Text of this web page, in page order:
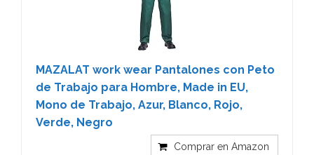
MAZALAT work wear Pantalones con Peto
de Trabajo para Hombre, Made in EU,
Mono de Trabajo, Azur, Blanco, Rojo,
Verde, Negro
Comprar en Amazon